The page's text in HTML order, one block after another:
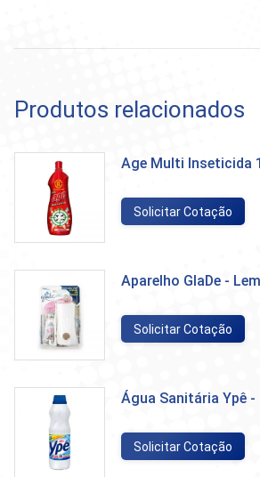
Produtos relacionados
Age Multi Inseticida
Solicitar Cotação
Aparelho GlaDe -
Solicitar Cotação
Água Sanitária Ypê -
Solicitar Cotação